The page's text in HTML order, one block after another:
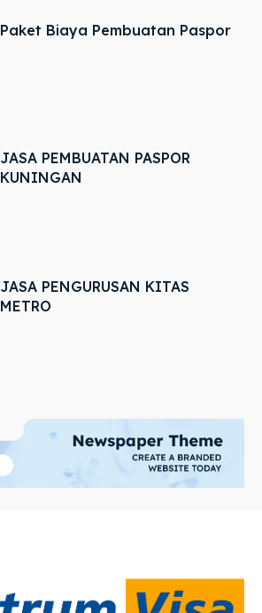
Paket Biaya Pembuatan Paspor
JASA PEMBUATAN PASPOR
KUNINGAN
JASA PENGURUSAN KITAS
METRO